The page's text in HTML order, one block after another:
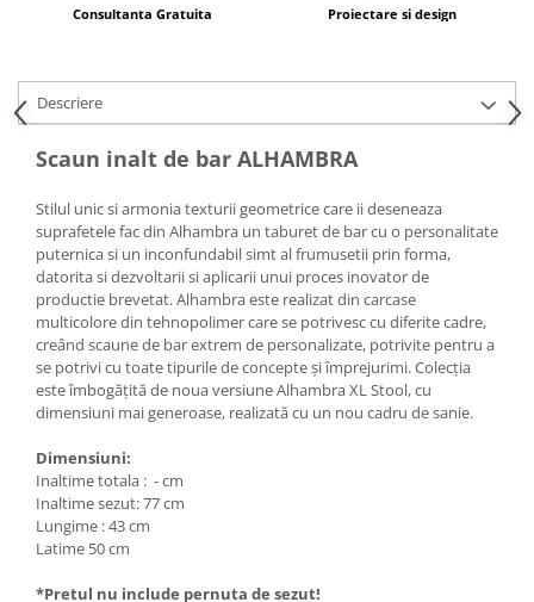
Consultanta Gratuita Proiectare si design
Descriere
Scaun inalt de bar ALHAMBRA
Stilul unic si armonia texturii geometrice care ii deseneaza
suprafetele fac din Alhambra un taburet de bar cu o personalitate
puternica si un inconfundabil simt al frumusetii prin forma,
datorita si dezvoltarii si aplicarii unui proces inovator de
productie brevetat. Alhambra este realizat din carcase
multicolore din tehnopolimer care se potrivesc cu diferite cadre,
creând scaune de bar extrem de personalizate, potrivite pentru a
se potrivi cu toate tipurile de concepte și împrejurimi. Colecția
este îmbogățită de noua versiune Alhambra XL Stool, cu
dimensiuni mai generoase, realizată cu un nou cadru de sanie.
Dimensiuni:
Inaltime totala : - cm
Inaltime sezut: 77 cm
Lungime : 43 cm
Latime 50 cm
*Pretul nu include pernuta de sezut!